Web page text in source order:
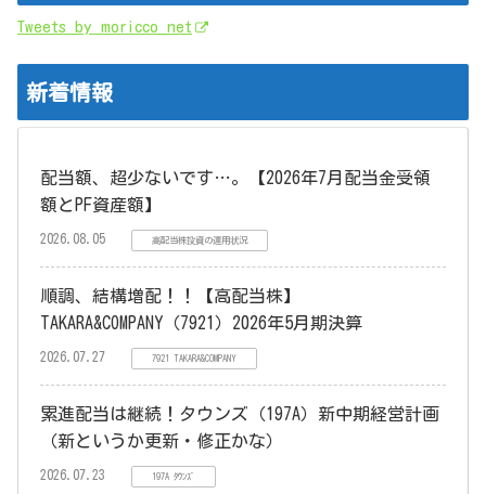
Tweets by moricco_net
新着情報
配当額、超少ないです…。【2026年7月配当金受領
額とPF資産額】
2026.08.05 高配当株投資の運用状況
順調、結構増配！！【高配当株】
TAKARA&COMPANY（7921）2026年5月期決算
2026.07.27 7921 TAKARA&COMPANY
累進配当は継続！タウンズ（197A）新中期経営計画
（新というか更新・修正かな）
2026.07.23 197A ﾀｳﾝｽﾞ